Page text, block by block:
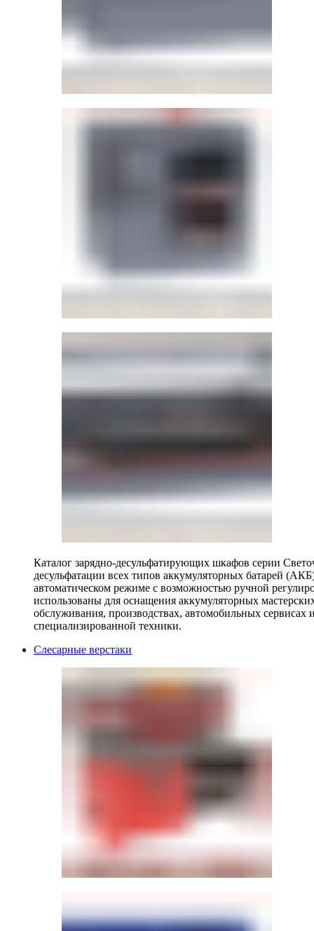
Каталог зарядно-десульфатирующих шкафов серии
десульфатации всех типов аккумуляторных батарей
автоматическом режиме с возможностью ручной
использованы для оснащения аккумуляторных
обслуживания, производствах, автомобильных
специализированной техники.
Слесарные верстаки